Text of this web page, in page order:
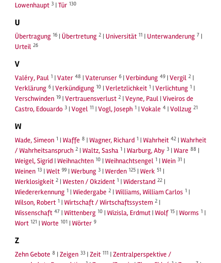
Lowenhaupt 3 |Tür 130
U
Übertragung 16 | Übertretung 2 | Universität 11 | Unterwanderung 7 |
Urteil 26
V
Valéry, Paul 1 |Vater 48 |Vaterunser 6 |Verbindung 49 |Vergil 2 |
Verklärung 6 |Verkündigung 10 |Verletzlichkeit 1 |Verlichtung 1 |
Verschwinden 19 |Vertrauensverlust 2 |Veyne, Paul |Viveiros de
Castro, Edouardo 3 |Vogel 11 |Vogl, Joseph 1 |Vokale 4 |Vollzug 21
W
Wade, Simeon 1 |Waffe 8 |Wagner, Richard 1 |Wahrheit 42 |Wahrheit
/ Wahrheitsanspruch 2 |Waltz, Sasha 1 |Warburg, Aby 3 |Ware 88 |
Weigel, Sigrid |Weihnachten 10 |Weihnachtsengel 1 |Wein 31 |
Weinen 13 |Welt 99 |Werbung 3 |Werden 125 |Werk 51 |
Werklosigkeit 2 |Westen / Okzident 1 |Widerstand 22 |
Wiedererkennung 1 |Wiedergabe 2 |Williams, William Carlos 1 |
Wilson, Robert 1 |Wirtschaft / Wirtschaftssystem 2 |
Wissenschaft 47 |Wittenberg 10 |Wizisla, Erdmut |Wolf 15 |Worms 1 |
Wort 121 |Worte 101 |Wörter 9
Z
Zehn Gebote 8 |Zeigen 33 |Zeit 111 |Zentralperspektive /